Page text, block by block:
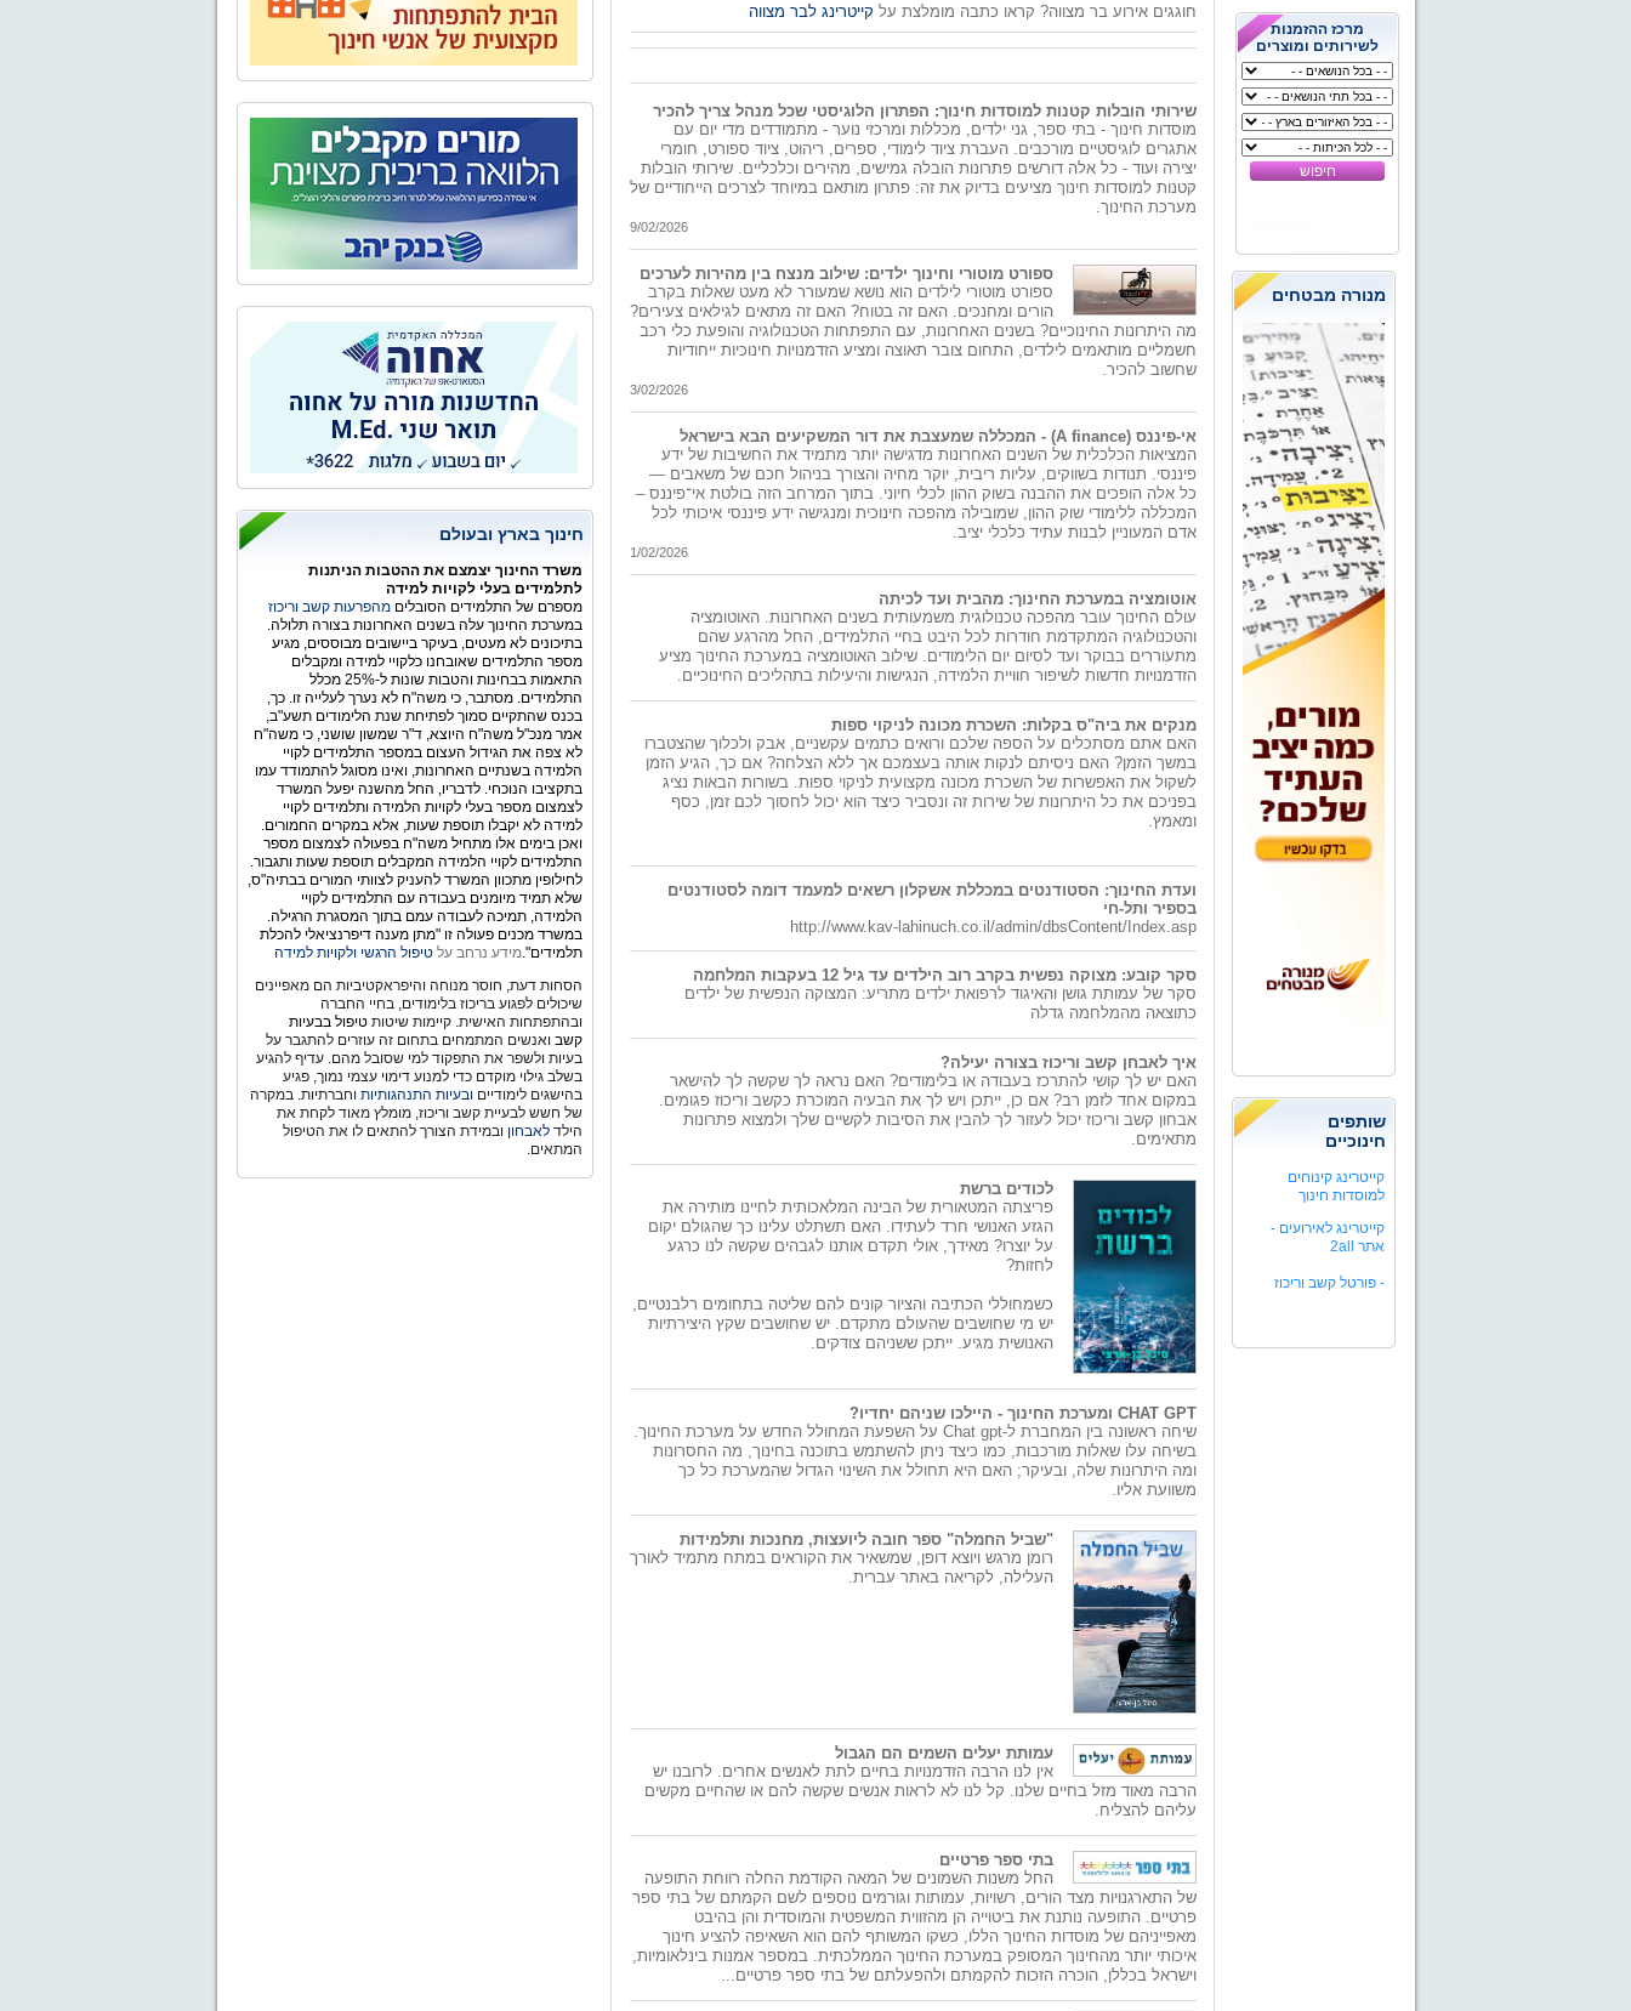
מרכז ההזמנות
לשירותים ומוצרים
מנורה מבטחים
שותפים
חינוכיים
קייטרינג קינוחים
למוסדות חינוך
קייטרינג לאירועים -
אתר 2all
-פורטל קשב וריכוז
חוגגים אירוע בר מצווה? קראו כתבה מומלצת על קייטרינג לבר מצווה
שירותי הובלות קטנות למוסדות חינוך: הפתרון הלוגיסטי שכל מנהל צריך להכיר
מוסדות חינוך - בתי ספר, גני ילדים, מכללות ומרכזי נוער - מתמודדים מדי יום עם
אתגרים לוגיסטיים מורכבים. העברת ציוד לימודי, ספרים, ריהוט, ציוד ספורט, חומרי
יצירה ועוד - כל אלה דורשים פתרונות הובלה גמישים, מהירים וכלכליים. שירותי הובלות
קטנות למוסדות חינוך מציעים בדיוק את זה: פתרון מותאם במיוחד לצרכים הייחודיים של
מערכת החינוך.
9/02/2026
ספורט מוטורי וחינוך ילדים: שילוב מנצח בין מהירות לערכים
ספורט מוטורי לילדים הוא נושא שמעורר לא מעט שאלות בקרב
הורים ומחנכים. האם זה בטוח? האם זה מתאים לגילאים צעירים?
מה היתרונות החינוכיים? בשנים האחרונות, עם התפתחות הטכנולוגיה והופעת כלי רכב
חשמליים מותאמים לילדים, התחום צובר תאוצה ומציע הזדמנויות חינוכיות ייחודיות
שחשוב להכיר.
3/02/2026
אי-פיננס (A finance) - המכללה שמעצבת את דור המשקיעים הבא בישראל
המציאות הכלכלית של השנים האחרונות מדגישה יותר מתמיד את החשיבות של ידע
פיננסי. תנודות בשווקים, עליות ריבית, יוקר מחיה והצורך בניהול חכם של משאבים —
כל אלה הופכים את ההבנה בשוק ההון לכלי חיוני. בתוך המרחב הזה בולטת אי־פיננס –
המכללה ללימודי שוק ההון, שמובילה מהפכה חינוכית ומנגישה ידע פיננסי איכותי לכל
אדם המעוניין לבנות עתיד כלכלי יציב.
1/02/2026
אוטומציה במערכת החינוך: מהבית ועד לכיתה
עולם החינוך עובר מהפכה טכנולוגית משמעותית בשנים האחרונות. האוטומציה
והטכנולוגיה המתקדמת חודרות לכל היבט בחיי התלמידים, החל מהרגע שהם
מתעוררים בבוקר ועד לסיום יום הלימודים. שילוב האוטומציה במערכת החינוך מציע
הזדמנויות חדשות לשיפור חוויית הלמידה, הנגישות והיעילות בתהליכים החינוכיים.
מנקים את ביה"ס בקלות: השכרת מכונה לניקוי ספות
האם אתם מסתכלים על הספה שלכם ורואים כתמים עקשניים, אבק ולכלוך שהצטברו
במשך הזמן? האם ניסיתם לנקות אותה בעצמכם אך ללא הצלחה? אם כך, הגיע הזמן
לשקול את האפשרות של השכרת מכונה מקצועית לניקוי ספות. בשורות הבאות נציג
בפניכם את כל היתרונות של שירות זה ונסביר כיצד הוא יכול לחסוך לכם זמן, כסף
ומאמץ.
ועדת החינוך: הסטודנטים במכללת אשקלון רשאים למעמד דומה לסטודנטים
בספיר ותל-חי
http://www.kav-lahinuch.co.il/admin/dbsContent/Index.asp
סקר קובע: מצוקה נפשית בקרב רוב הילדים עד גיל 12 בעקבות המלחמה
סקר של עמותת גושן והאיגוד לרפואת ילדים מתריע: המצוקה הנפשית של ילדים
כתוצאה מהמלחמה גדלה
איך לאבחן קשב וריכוז בצורה יעילה?
האם יש לך קושי להתרכז בעבודה או בלימודים? האם נראה לך שקשה לך להישאר
במקום אחד לזמן רב? אם כן, ייתכן ויש לך את הבעיה המוכרת כקשב וריכוז פגומים.
אבחון קשב וריכוז יכול לעזור לך להבין את הסיבות לקשיים שלך ולמצוא פתרונות
מתאימים.
לכודים ברשת
פריצתה המטאורית של הבינה המלאכותית לחיינו מותירה את
הגזע האנושי חרד לעתידו. האם תשתלט עלינו כך שהגולם יקום
על יוצרו? מאידך, אולי תקדם אותנו לגבהים שקשה לנו כרגע
לחזות?
כשמחוללי הכתיבה והציור קונים להם שליטה בתחומים רלבנטיים,
יש מי שחושבים שהעולם מתקדם. יש שחושבים שקץ היצירתיות
האנושית מגיע. ייתכן ששניהם צודקים.
CHAT GPT ומערכת החינוך - היילכו שניהם יחדיו?
שיחה ראשונה בין המחברת ל-Chat gpt על השפעת המחולל החדש על מערכת החינוך.
בשיחה עלו שאלות מורכבות, כמו כיצד ניתן להשתמש בתוכנה בחינוך, מה החסרונות
ומה היתרונות שלה, ובעיקר; האם היא תחולל את השינוי הגדול שהמערכת כל כך
משוועת אליו.
"שביל החמלה" ספר חובה ליועצות, מחנכות ותלמידות
רומן מרגש ויוצא דופן, שמשאיר את הקוראים במתח מתמיד לאורך
העלילה, לקריאה באתר עברית.
עמותת יעלים השמים הם הגבול
אין לנו הרבה הזדמנויות בחיים לתת לאנשים אחרים. לרובנו יש
הרבה מאוד מזל בחיים שלנו. קל לנו לא לראות אנשים שקשה להם או שהחיים מקשים
עליהם להצליח.
בתי ספר פרטיים
החל משנות השמונים של המאה הקודמת החלה רווחת התופעה
של התארגנויות מצד הורים, רשויות, עמותות וגורמים נוספים לשם הקמתם של בתי ספר
פרטיים. התופעה נותנת את ביטוייה הן מהזווית המשפטית והמוסדית והן בהיבט
מאפייניהם של מוסדות החינוך הללו, כשקו המשותף להם הוא השאיפה להציע חינוך
איכותי יותר מהחינוך המסופק במערכת החינוך הממלכתית. במספר אמנות בינלאומיות,
וישראל בכללן, הוכרה הזכות להקמתם ולהפעלתם של בתי ספר פרטיים...
אל הטבע - טיולים, אירועים, ימי גיבוש וסדנאות
לארגונים,סדנאות O.D.T
"אל הטבע" מתמחה בהפקת פעילויות שונות בטבע -
טיולים, אירועים, ימי גיבוש וסדנאות לארגונים, בתי
ספר וקבוצות. אנו מקפידים על איכות בשירות ובביצוע
כדי להעניק ללקוחותינו חוויה שתיזכר לאורך זמן.
הצוות של "אל הטבע" בשילוב התפאורה של טבע
ארצנו מבטיח יציאה מהשגרה וחוויה שתיזכר לזמן רב.
בית ביאליק
לאחרונה, נפתח מחדש מוזיאון בית ביאליק, ביתו של
המשורר הלאומי חיים נחמן ביאליק. לאחר עבודת
שיקום ושיחזור יוצאת דופן החושפת ומאירה את רוח
האיש והתקופה, מזמין אתכם בית ביאליק להתוודע
לאחד מבתיה האותנטיים, המרגשים והמלהיבים של
העיר העברית הראשונה, ולעולמו הפרטי והציבורי של
המשורר הלאומי
חינוך בארץ ובעולם
משרד החינוך יצמצם את ההטבות הניתנות
לתלמידים בעלי לקויות למידה
מספרם של התלמידים הסובלים מהפרעות קשב וריכוז
במערכת החינוך עלה בשנים האחרונות בצורה תלולה.
בתיכונים לא מעטים, בעיקר ביישובים מבוססים, מגיע
מספר התלמידים שאובחנו כלקויי למידה ומקבלים
התאמות בבחינות והטבות שונות ל-25% מכלל
התלמידים. מסתבר, כי משה"ח לא נערך לעלייה זו. כך,
בכנס שהתקיים סמוך לפתיחת שנת הלימודים תשע"ב,
אמר מנכ"ל משה"ח היוצא, ד"ר שמשון שושני, כי משה"ח
לא צפה את הגידול העצום במספר התלמידים לקויי
הלמידה בשנתיים האחרונות, ואינו מסוגל להתמודד עמו
בתקציבו הנוכחי. לדבריו, החל מהשנה יפעל המשרד
לצמצום מספר בעלי לקויות הלמידה ותלמידים לקויי
למידה לא יקבלו תוספת שעות, אלא במקרים החמורים.
ואכן בימים אלו מתחיל משה"ח בפעולה לצמצום מספר
התלמידים לקויי הלמידה המקבלים תוספת שעות ותגבור.
לחילופין מתכוון המשרד להעניק לצוותי המורים בבתיה"ס,
שלא תמיד מיומנים בעבודה עם התלמידים לקויי
הלמידה, תמיכה לעבודה עמם בתוך המסגרת הרגילה.
במשרד מכנים פעולה זו "מתן מענה דיפרנציאלי להכלת
תלמידים".מידע נרחב עלטיפול הרגשי ולקויות למידה
הסחות דעת, חוסר מנוחה והיפראקטיביות הם מאפיינים
שיכולים לפגוע בריכוז בלימודים, בחיי החברה
ובהתפתחות האישית. קיימות שיטותטיפול בבעיות
קשב ואנשים המתמחים בתחום זה עוזרים להתגבר על
בעיות ולשפר את התפקוד למי שסובל מהם. עדיף להגיע
בשלב גילוי מוקדם כדי למנוע דימוי עצמי נמוך, פגיע
בהישגים לימודייםובעיות התנהגותיות וחברתיות. במקרה
של חשש לבעיית קשב וריכוז, מומלץ מאוד לקחת את
הילדלאבחון ובמידת הצורך להתאים לו את הטיפול
המתאים.